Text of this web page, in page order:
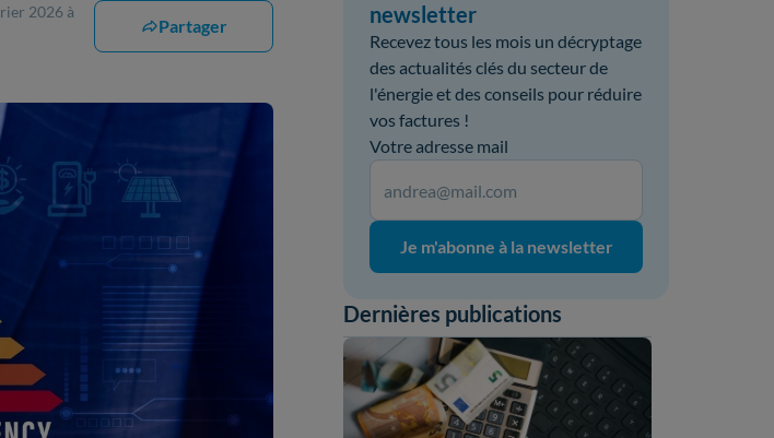
2026 à
Partager
newsletter
Recevez tous les mois un décryptage
des actualités clés du secteur de
l'énergie et des conseils pour réduire
vos factures !
Votre adresse mail
Je m'abonne à la newsletter
Dernières publications